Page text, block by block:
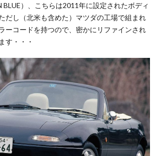
BLUE）、こちらは2011年に設定されたボディ
だし（北米も含めた）マツダの工場で組まれ
ーコードを持つので、密かにリファインされ
す・・・